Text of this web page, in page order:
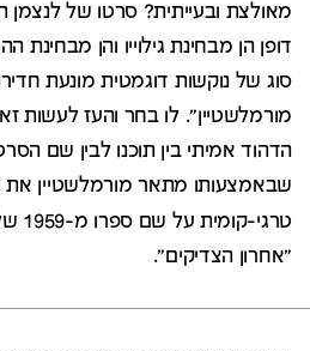
מאולצת ובעייתית? סרטו של
דופן הן מבחינת גילוייו והן
סוג של נוקשות דוגמטית מונעת
מורמלשטיין". לו בחר והעז לעשות
הדהוד אמיתי בין תוכנו לבין שם
שבאמצעותו מתאר מורמלשטיין את
טרגי-קומית על שם ספרו מ-1959 של אנדרה שוורץ-
"אחרון הצדיקים".